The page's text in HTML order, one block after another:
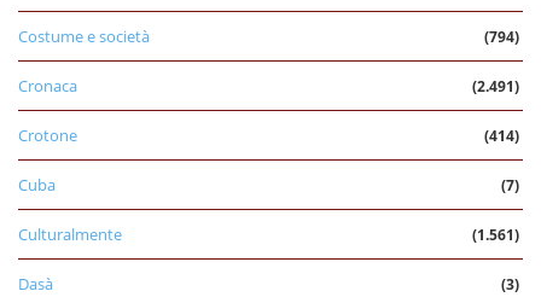
Costume e società (794)
Cronaca (2.491)
Crotone (414)
Cuba (7)
Culturalmente (1.561)
Dasà (3)